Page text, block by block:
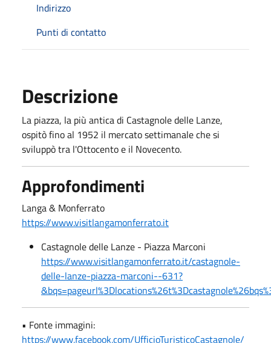
Indirizzo
Punti di contatto
Descrizione
La piazza, la più antica di Castagnole delle Lanze,
ospitò fino al 1952 il mercato settimanale che si
sviluppò tra l'Ottocento e il Novecento.
Approfondimenti
Langa & Monferrato
https://www.visitlangamonferrato.it
Castagnole delle Lanze - Piazza Marconi
https://www.visitlangamonferrato.it/castagnole-
delle-lanze-piazza-marconi--631?
• Fonte immagini:
https://www.facebook.com/UfficioTuristicoCastagnole/